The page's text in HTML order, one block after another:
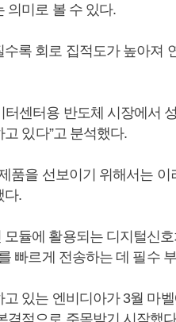
의미로 볼 수 있다.
록 회로 집적도가 높아져
센터용 반도체 시장에서
있다”고 분석했다.
품을 선보이기 위해서는
다.
듈에 활용되는 디지털신호
빠르게 전송하는 데 필수
있는 엔비디아가 3월 마
격적으로 주목받기 시작했